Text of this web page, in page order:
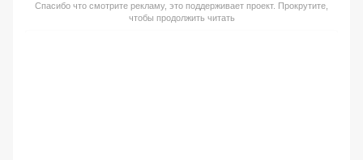
Спасибо что смотрите рекламу, это поддерживает проект. Прокрутите,
чтобы продолжить читать